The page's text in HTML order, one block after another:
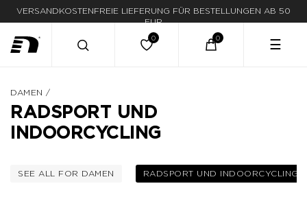
LIEFERUNG IN 1-3 WERKTAGEN
☰
DAMEN /
RADSPORT UND
INDOORCYCLING
SEE ALL FOR DAMEN
FILTERN NACH KATEGORIE: DAMEN
RADSPORT UND INDOORCYCLING